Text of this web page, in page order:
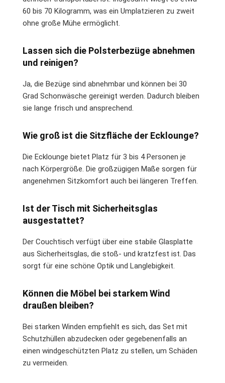
60 bis 70 Kilogramm, was ein Umplatzieren zu zweit
ohne große Mühe ermöglicht.
Lassen sich die Polsterbezüge abnehmen
und reinigen?
Ja, die Bezüge sind abnehmbar und können bei 30
Grad Schonwäsche gereinigt werden. Dadurch bleiben
sie lange frisch und ansprechend.
Wie groß ist die Sitzfläche der Ecklounge?
Die Ecklounge bietet Platz für 3 bis 4 Personen je
nach Körpergröße. Die großzügigen Maße sorgen für
angenehmen Sitzkomfort auch bei längeren Treffen.
Ist der Tisch mit Sicherheitsglas
ausgestattet?
Der Couchtisch verfügt über eine stabile Glasplatte
aus Sicherheitsglas, die stoß- und kratzfest ist. Das
sorgt für eine schöne Optik und Langlebigkeit.
Können die Möbel bei starkem Wind
draußen bleiben?
Bei starken Winden empfiehlt es sich, das Set mit
Schutzhüllen abzudecken oder gegebenenfalls an
einen windgeschützten Platz zu stellen, um Schäden
zu vermeiden.